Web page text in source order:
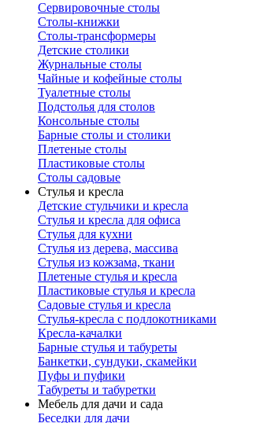
Сервировочные столы
Столы-книжки
Столы-трансформеры
Детские столики
Журнальные столы
Чайные и кофейные столы
Туалетные столы
Подстолья для столов
Консольные столы
Барные столы и столики
Плетеные столы
Пластиковые столы
Столы садовые
Стулья и кресла
Детские стульчики и кресла
Стулья и кресла для офиса
Стулья для кухни
Стулья из дерева, массива
Стулья из кожзама, ткани
Плетеные стулья и кресла
Пластиковые стулья и кресла
Садовые стулья и кресла
Стулья-кресла с подлокотниками
Кресла-качалки
Барные стулья и табуреты
Банкетки, сундуки, скамейки
Пуфы и пуфики
Табуреты и табуретки
Мебель для дачи и сада
Беседки для дачи